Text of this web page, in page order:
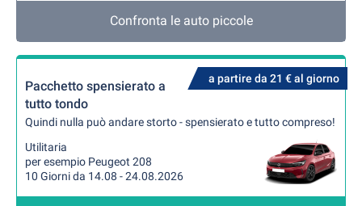
Confronta le auto piccole
a partire da 21 € al giorno
Pacchetto spensierato a
tutto tondo
Quindi nulla può andare storto - spensierato e tutto compreso!
Utilitaria
per esempio Peugeot 208
10 Giorni da 14.08 - 24.08.2026